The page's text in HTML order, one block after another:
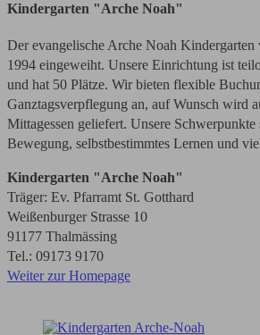
Kindergarten "Arche Noah"
Der evangelische Arche Noah
1994 eingeweiht. Unsere Einrichtung ist
und hat 50 Plätze. Wir bieten flexible
Ganztagsverpflegung an, auf Wunsch wird
Mittagessen geliefert. Unsere
Bewegung, selbstbestimmtes Lernen und
Kindergarten "Arche Noah"
Träger: Ev. Pfarramt St. Gotthard
Weißenburger Strasse 10
91177 Thalmässing
Tel.: 09173 9170
Weiter zur Homepage